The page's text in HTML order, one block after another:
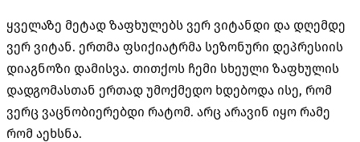
ყველაზე მეტად ზაფხულებს ვერ ვიტანდი და დღემდე
ვერ ვიტან. ერთმა ფსიქიატრმა სეზონური დეპრესიის
დიაგნოზი დამისვა. თითქოს ჩემი სხეული ზაფხულის
დადგომასთან ერთად უმოქმედო ხდებოდა ისე, რომ
ვერც ვაცნობიერებდი რატომ. არც არავინ იყო რამე
რომ აეხსნა.